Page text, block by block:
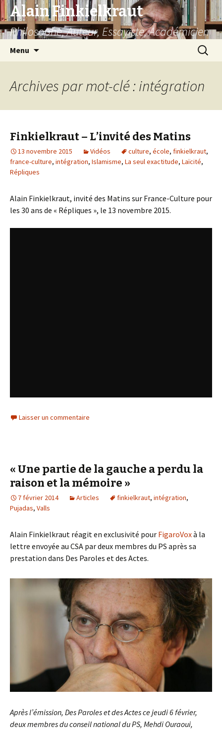
Alain Finkielkraut
Philosophe, Auteur, Essayiste, Académicien
Menu
Archives par mot-clé : intégration
Finkielkraut – L’invité des Matins
13 novembre 2015 Vidéos culture, école, finkielkraut,
france-culture, intégration, Islamisme, La seul exactitude, Laïcité,
Répliques
Alain Finkielkraut, invité des Matins sur France-Culture pour
les 30 ans de « Répliques », le 13 novembre 2015.
Laisser un commentaire
« Une partie de la gauche a perdu la
raison et la mémoire »
7 février 2014 Articles finkielkraut, intégration,
Pujadas, Valls
Alain Finkielkraut réagit en exclusivité pour FigaroVoxà la
lettre envoyée au CSA par deux membres du PS après sa
prestation dans Des Paroles et des Actes.
Après l’émission, Des Paroles et des Actes ce jeudi 6 février,
deux membres du conseil national du PS, Mehdi Ouraoui,